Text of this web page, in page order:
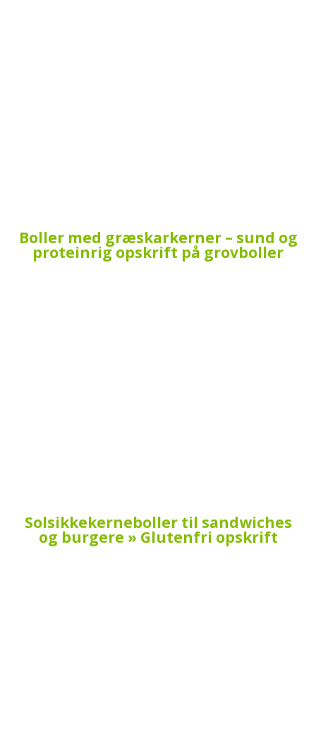
Boller med græskarkerner – sund og
proteinrig opskrift på grovboller
Solsikkekerneboller til sandwiches
og burgere » Glutenfri opskrift